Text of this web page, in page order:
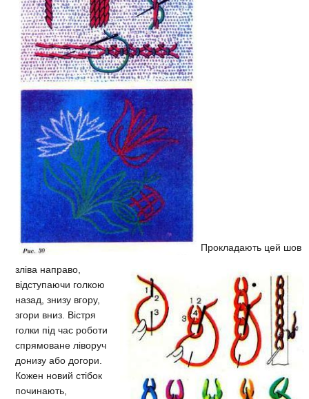
Прокладають цей шов
зліва направо,
відступаючи голкою
назад, знизу вгору,
згори вниз. Вістря
голки під час роботи
спрямоване ліворуч
донизу або догори.
Кожен новий стібок
починають,